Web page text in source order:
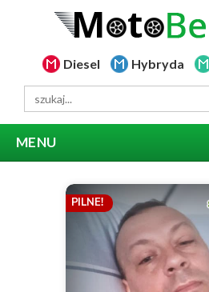
Diesel Hybryda
MENU